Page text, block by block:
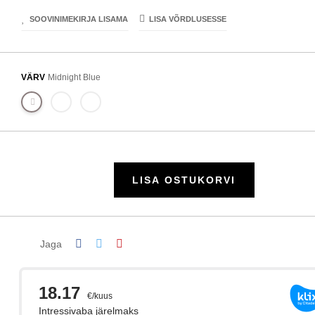
SOOVINIMEKIRJA LISAMA LISA VÕRDLUSESSE
VÄRV Midnight Blue
LISA OSTUKORVI
Jaga